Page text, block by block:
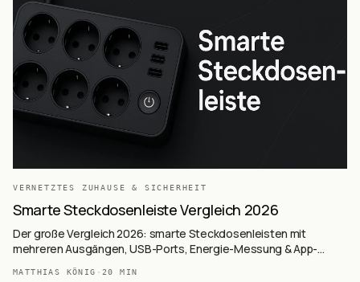
VERNETZTES ZUHAUSE & SICHERHEIT
Smarte Steckdosenleiste Vergleich 2026
Der große Vergleich 2026: smarte Steckdosenleisten mit
mehreren Ausgängen, USB-Ports, Energie-Messung & App-
MATTHIAS KÖNIG ·20 MIN